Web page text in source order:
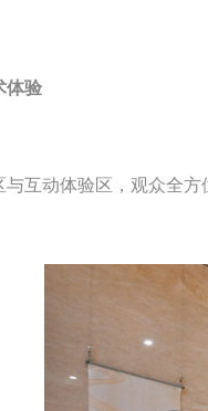
体验
动体验区，观众全方